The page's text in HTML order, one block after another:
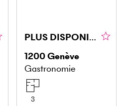
PLUS DISPONIBLE PLUS DISPONIBLE
1200Genève
Gastronomie
3